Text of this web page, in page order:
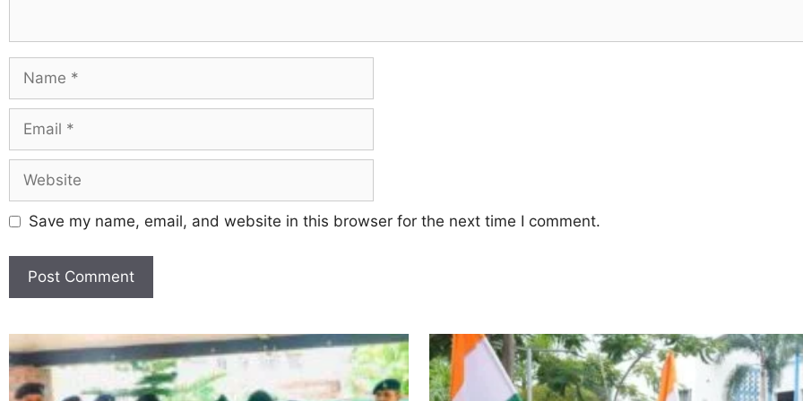
Save my name, email, and website in this browser for the next time I comment.